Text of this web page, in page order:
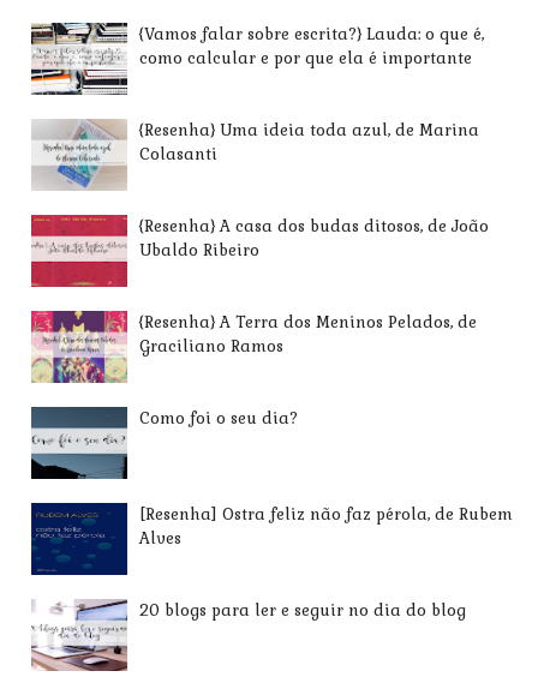
{Vamos falar sobre escrita?} Lauda: o que é,
como calcular e por que ela é importante
{Resenha} Uma ideia toda azul, de Marina
Colasanti
{Resenha} A casa dos budas ditosos, de João
Ubaldo Ribeiro
{Resenha} A Terra dos Meninos Pelados, de
Graciliano Ramos
Como foi o seu dia?
[Resenha] Ostra feliz não faz pérola, de Rubem
Alves
20 blogs para ler e seguir no dia do blog